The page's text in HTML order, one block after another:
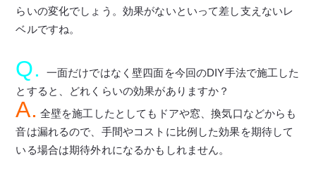
らいの変化でしょう。効果がないといって差し支えないレ
ベルですね。
Q.
一面だけではなく壁四面を今回のDIY手法で施工した
とすると、どれくらいの効果がありますか？
A. 全壁を施工したとしてもドアや窓、換気口などからも
音は漏れるので、手間やコストに比例した効果を期待して
いる場合は期待外れになるかもしれません。